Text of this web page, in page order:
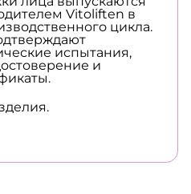
Vitoliften в
цикла.
испытания,
и